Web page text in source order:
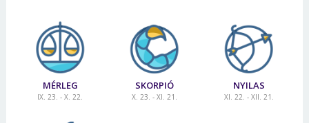
MÉRLEG
IX. 23. - X. 22.
SKORPIÓ
X. 23. - XI. 21.
NYILAS
XI. 22. - XII. 21.